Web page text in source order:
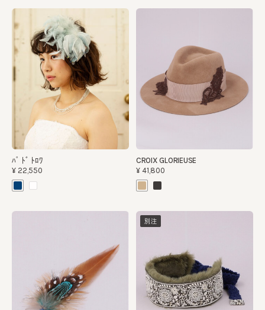
ﾊﾟ ﾄﾞ ﾄﾛﾜ
¥22,550
CROIX GLORIEUSE
¥41,800
別注